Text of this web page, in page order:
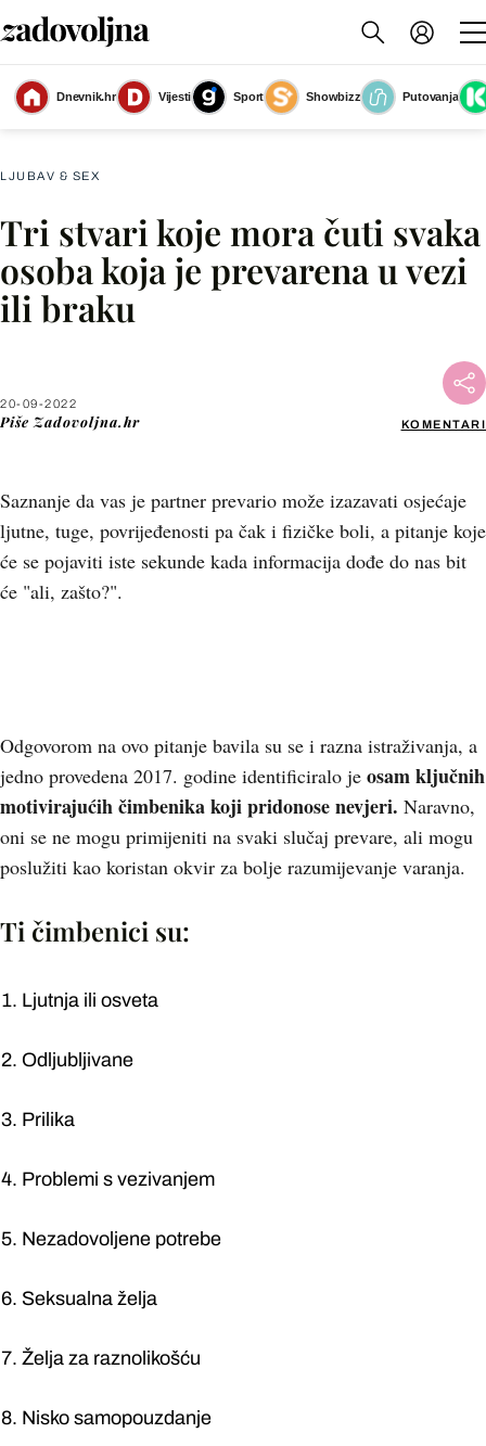
Dnevnik.hr Vijesti Sport Showbizz
Putovanja
Slika nije dostupna
LJUBAV & SEX
Tri stvari koje mora čuti svaka
osoba koja je prevarena u vezi
ili braku
20-09-2022
Piše Zadovoljna.hr KOMENTARI
Saznanje da vas je partner prevario može izazavati osjećaje
ljutne, tuge, povrijeđenosti pa čak i fizičke boli, a pitanje koje
će se pojaviti iste sekunde kada informacija dođe do nas bit
će "ali, zašto?".
Facebook
Odgovorom na ovo pitanje bavila su se i razna istraživanja, a
jedno provedena 2017. godine identificiralo je osam ključnih
motivirajućih čimbenika koji pridonose nevjeri. Naravno,
oni se ne mogu primijeniti na svaki slučaj prevare, ali mogu
poslužiti kao koristan okvir za bolje razumijevanje varanja.
Ti čimbenici su:
Ljutnja ili osveta
Odljubljivane
Prilika
Problemi s vezivanjem
Nezadovoljene potrebe
Seksualna želja
Želja za raznolikošću
Nisko samopouzdanje